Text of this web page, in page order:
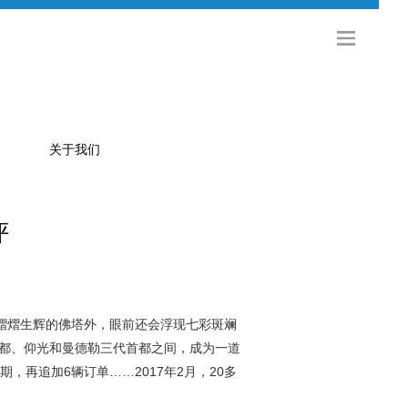
关于我们
社会招聘
校园招聘
联系方式
生辉的佛塔外，眼前还会浮现七彩斑斓
仰光和曼德勒三代首都之间，成为一道
，再追加6辆订单…… 2017年2 月， 20多